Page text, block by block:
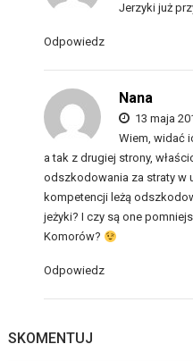
Jerzyki już
Odpowiedz
Nana
13 maja
Wiem, widać
a tak z drugiej strony,
odszkodowania za straty w
kompetencji leżą
jeżyki? I czy są one
Komorów?
Odpowiedz
SKOMENTUJ